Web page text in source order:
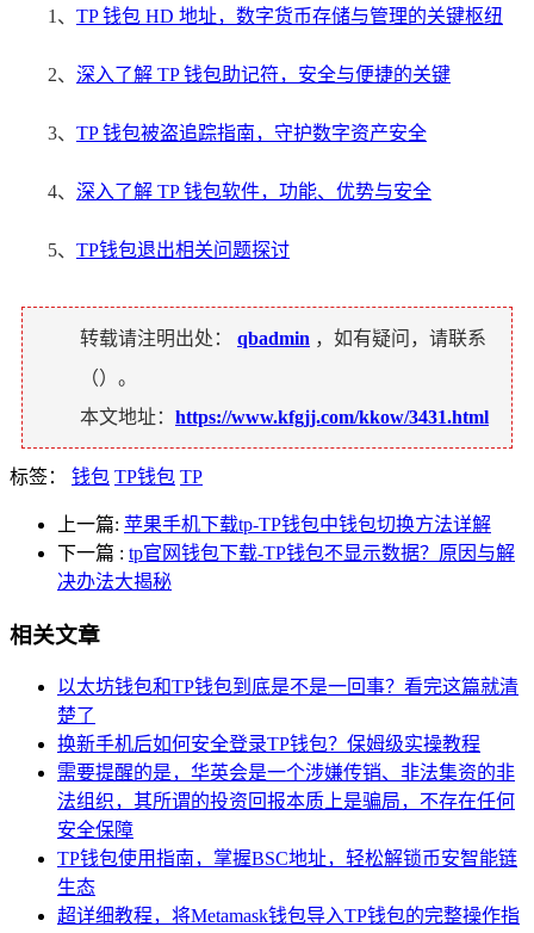
1、 TP 钱包 HD 地址，数字货币存储与管理的关键枢纽
2、 深入了解 TP 钱包助记符，安全与便捷的关键
3、 TP 钱包被盗追踪指南，守护数字资产安全
4、 深入了解 TP 钱包软件，功能、优势与安全
5、 TP钱包退出相关问题探讨
转载请注明出处： qbadmin ，如有疑问，请联系
（）。
本文地址： https://www.kfgjj.com/kkow/3431.html
标签： 钱包 TP钱包 TP
上一篇: 苹果手机下载tp-TP钱包中钱包切换方法详解
下一篇 : tp官网钱包下载-TP钱包不显示数据？原因与解
决办法大揭秘
相关文章
以太坊钱包和TP钱包到底是不是一回事？看完这篇就清
楚了
换新手机后如何安全登录TP钱包？保姆级实操教程
需要提醒的是，华英会是一个涉嫌传销、非法集资的非
法组织，其所谓的投资回报本质上是骗局，不存在任何
安全保障
TP钱包使用指南，掌握BSC地址，轻松解锁币安智能链
生态
超详细教程，将Metamask钱包导入TP钱包的完整操作指